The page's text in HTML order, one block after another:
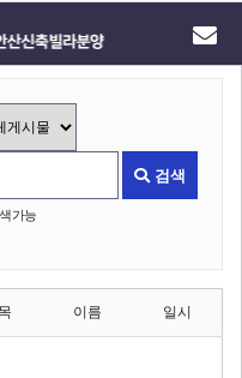
검색
가능
이름 일시